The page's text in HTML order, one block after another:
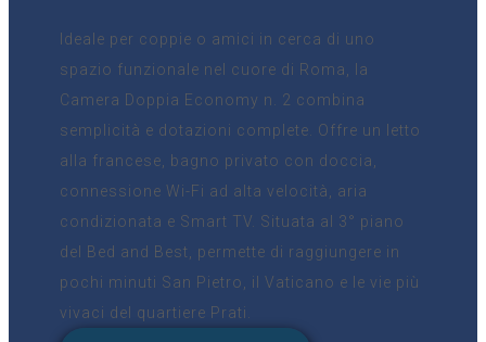
Ideale per coppie o amici in cerca di uno
spazio funzionale nel cuore di Roma, la
Camera Doppia Economy n. 2 combina
semplicità e dotazioni complete. Offre un letto
alla francese, bagno privato con doccia,
connessione Wi-Fi ad alta velocità, aria
condizionata e Smart TV. Situata al 3° piano
del Bed and Best, permette di raggiungere in
pochi minuti San Pietro, il Vaticano e le vie più
vivaci del quartiere Prati.